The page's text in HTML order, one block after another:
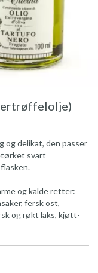
og delikat, den passer
svart
og kalde retter:
fersk ost,
og røkt laks, kjøtt-